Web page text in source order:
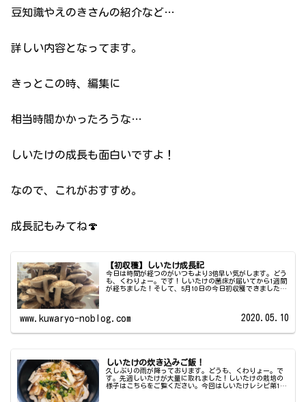
豆知識やえのきさんの紹介など…
詳しい内容となってます。
きっとこの時、編集に
相当時間かかったろうな…
しいたけの成長も面白いですよ！
なので、これがおすすめ。
成長記もみてね🍄
【初収穫】しいたけ成長記
今日は時間が経つのがいつもより3倍早い気がします。どう
も、くわりょー。です！しいたけの菌床が届いてから1週間
が経ちました！そして、5月10日の今日初収穫できました！
www.kuwaryo-noblog.com 2020.05.10
しいたけの炊き込みご飯！
久しぶりの雨が降っております。どうも、くわりょー。で
す。先週しいたけが大量に取れました！しいたけの栽培の
様子はこちらをご覧ください。今回はしいたけレシピ第1弾